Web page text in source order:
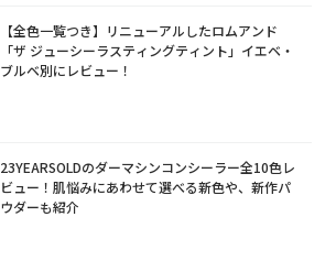
【全色一覧つき】リニューアルしたロムアンド
「ザ ジューシーラスティングティント」イエベ・
ブルベ別にレビュー！
23YEARSOLDのダーマシンコンシーラー全10色レ
ビュー！肌悩みにあわせて選べる新色や、新作パ
ウダーも紹介